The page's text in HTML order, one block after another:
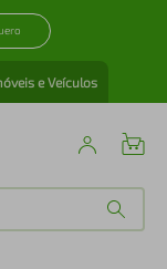
e Veículos